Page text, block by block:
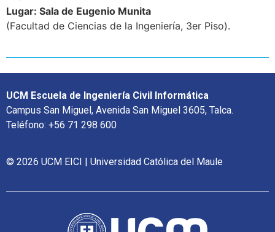
Lugar: Sala de Eugenio Munita
(Facultad de Ciencias de la Ingeniería, 3er Piso).
UCM Escuela de Ingeniería Civil Informática
Campus San Miguel, Avenida San Miguel 3605, Talca.
Teléfono: +56 71 298 600
© 2026 UCM EICI | Universidad Católica del Maule